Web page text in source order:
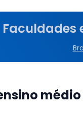
Faculdades